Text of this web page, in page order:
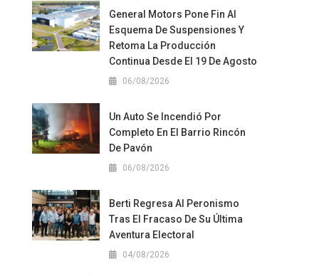
General Motors Pone Fin Al
Esquema De Suspensiones Y
Retoma La Producción
Continua Desde El 19 De Agosto
06/08/2026
Un Auto Se Incendió Por
Completo En El Barrio Rincón
De Pavón
06/08/2026
Berti Regresa Al Peronismo
Tras El Fracaso De Su Última
Aventura Electoral
04/08/2026